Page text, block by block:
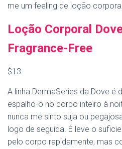
me um feeling de loção
Loção Corporal
Fragrance-Free
$13
A linha DermaSeries da Dove é
espalho-o no corpo inteiro à
nunca me sinto suja ou
logo de seguida. É leve o
pelo corpo rapidamente, mas